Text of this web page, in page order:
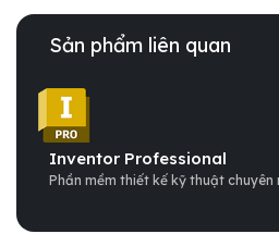
Sản phẩm liên quan
Inventor Professional
Phần mềm thiết kế kỹ thuật chuyên